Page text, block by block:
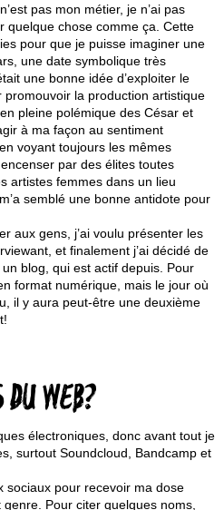
pas mon métier, je n’ai pas
quelque chose comme ça. Cette
pour que je puisse imaginer une
une date symbolique très
une bonne idée d’exploiter le
la production artistique
pleine polémique des César et
à ma façon au sentiment
voyant toujours les mêmes
par des élites toutes
artistes femmes dans un lieu
semblé une bonne antidote pour
aux gens, j’ai voulu présenter les
et finalement j’ai décidé de
blog, qui est actif depuis. Pour
format numérique, mais le jour où
il y aura peut-être une deuxième
DU WEB?
électroniques, donc avant tout je
surtout Soundcloud, Bandcamp et
sociaux pour recevoir ma dose
Pour citer quelques noms,